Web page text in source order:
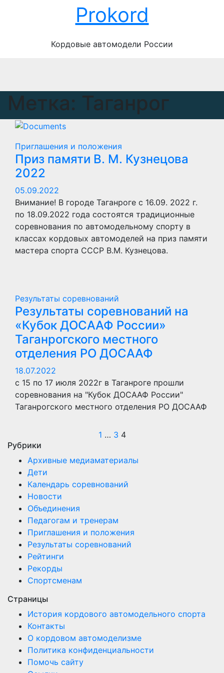
Prokord
Кордовые автомодели России
Метка: Таганрог
Приглашения и положения
Приз памяти В. М. Кузнецова
2022
05.09.2022
Внимание! В городе Таганроге с 16.09. 2022 г.
по 18.09.2022 года состоятся традиционные
соревнования по автомодельному спорту в
классах кордовых автомоделей на приз памяти
мастера спорта СССР В.М. Кузнецова.
Результаты соревнований
Результаты соревнований на
«Кубок ДОСААФ России»
Таганрогского местного
отделения РО ДОСААФ
18.07.2022
с 15 по 17 июля 2022г в Таганроге прошли
соревнования на "Кубок ДОСААФ России"
Таганрогского местного отделения РО ДОСААФ
Пагинация
записей
1 … 3 4
Рубрики
Архивные медиаматериалы
Дети
Календарь соревнований
Новости
Объединения
Педагогам и тренерам
Приглашения и положения
Результаты соревнований
Рейтинги
Рекорды
Спортсменам
Страницы
История кордового автомодельного спорта
Контакты
О кордовом автомоделизме
Политика конфиденциальности
Помочь сайту